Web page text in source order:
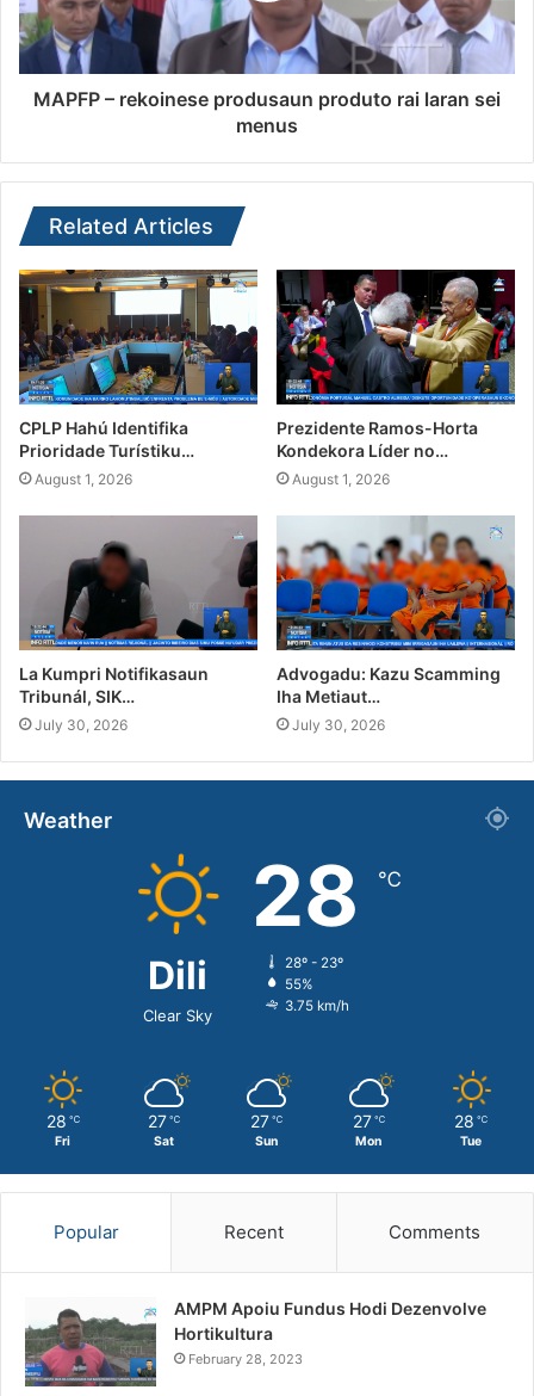
MAPFP – rekoinese produsaun produto rai laran sei
menus
Related Articles
CPLP Hahú Identifika
Prioridade Turístiku…
August 1, 2026
Prezidente Ramos-Horta
Kondekora Líder no…
August 1, 2026
La Kumpri Notifikasaun
Tribunál, SIK…
July 30, 2026
Advogadu: Kazu Scamming
Iha Metiaut…
July 30, 2026
Weather
Dili
Clear Sky
28 ℃
28º - 23º
55%
3.75 km/h
28 ℃
Fri
27 ℃
Sat
27 ℃
Sun
27 ℃
Mon
28 ℃
Tue
Popular Recent Comments
AMPM Apoiu Fundus Hodi Dezenvolve
Hortikultura
February 28, 2023